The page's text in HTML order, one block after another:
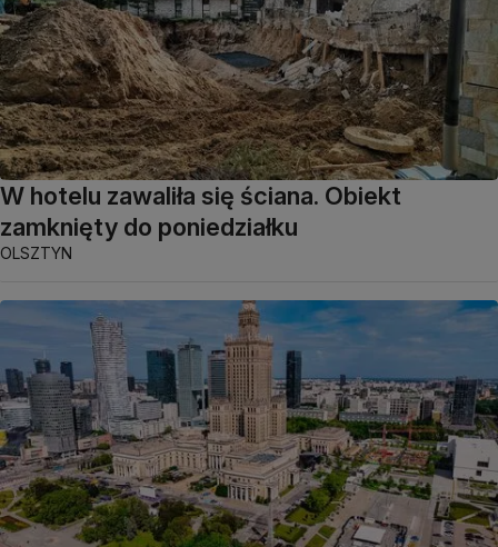
W hotelu zawaliła się ściana. Obiekt
zamknięty do poniedziałku
OLSZTYN